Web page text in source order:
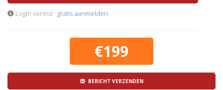
Login vereist · gratis aanmelden
€199
BERICHT VERZENDEN